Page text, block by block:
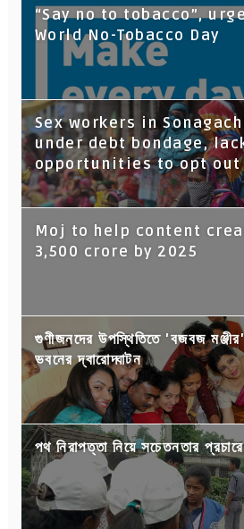
“Say no to tobacco”,
World No-Tobacco Day
Sex workers in
under debt bondage,
opportunities to opt out
Moj to help content
3,500 crore by 2025
গুণীজনদের উপস্থিতিতে 'বজবজ
ভবনের দ্বারোদ্ঘাটন
পথ নিরাপত্তা নিয়ে সচেতনতার